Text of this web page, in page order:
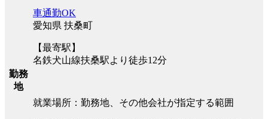
勤務
地
車通勤OK
愛知県 扶桑町
【最寄駅】
名鉄犬山線扶桑駅より徒歩12分
就業場所：勤務地、その他会社が指定する範囲